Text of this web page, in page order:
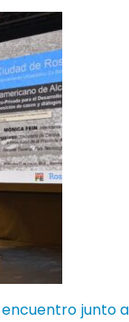
junto a